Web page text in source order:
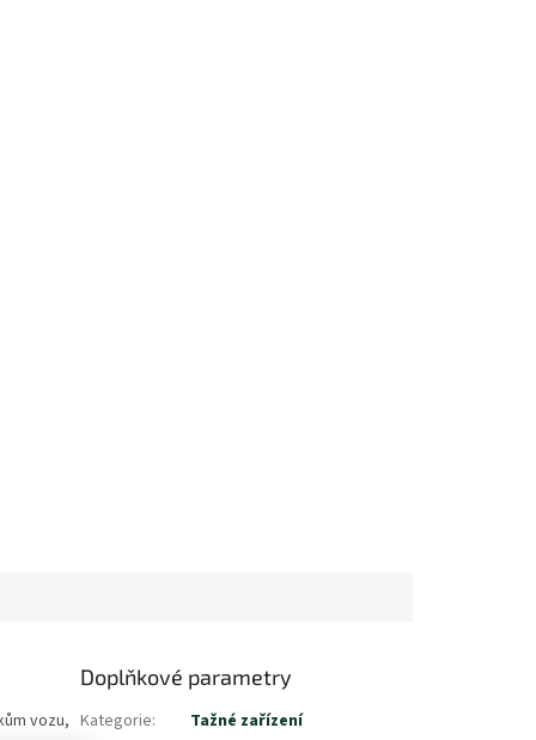
vozu,
Doplňkové parametry
Kategorie:
Tažné zařízení